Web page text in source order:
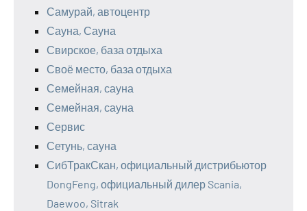
Самурай, автоцентр
Сауна, Сауна
Свирское, база отдыха
Своё место, база отдыха
Семейная, сауна
Семейная, сауна
Сервис
Сетунь, сауна
СибТракСкан, официальный дистрибьютор
DongFeng, официальный дилер Scania,
Daewoo, Sitrak